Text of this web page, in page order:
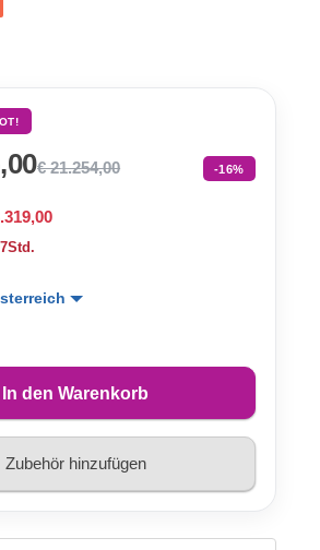
€ 21.254,00 -16%
In den Warenkorb
Zubehör hinzufügen